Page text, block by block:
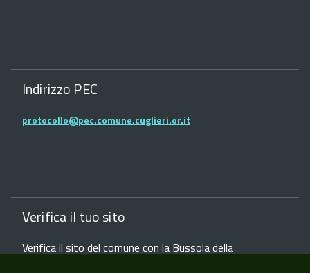
Indirizzo PEC
protocollo@pec.comune.cuglieri.or.it
Verifica il tuo sito
Verifica il sito del comune con la Bussola della
Trasparenza dei siti web